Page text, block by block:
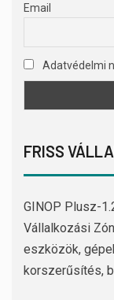
Email
Adatvédelmi
FRISS
GINOP Plusz-
Vállalkozási
eszközök,
korszerűsítés,